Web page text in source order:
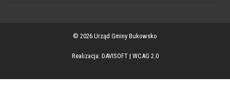
© 2026 Urząd Gminy Bukowsko
Realizacja: DAVISOFT| WCAG 2.0